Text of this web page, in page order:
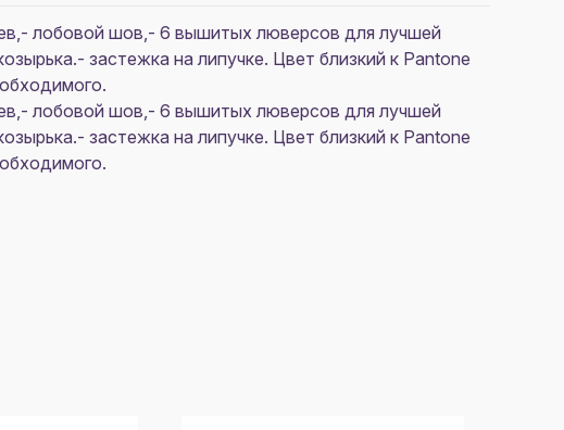
лобовой шов,- 6 вышитых люверсов для лучшей
застежка на липучке. Цвет близкий к Pantone
лобовой шов,- 6 вышитых люверсов для лучшей
застежка на липучке. Цвет близкий к Pantone